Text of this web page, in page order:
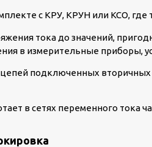
с КРУ, КРУН или КСО,
тока до значений,
в измерительные приборы,
подключенных вторичных
в сетях переменного тока